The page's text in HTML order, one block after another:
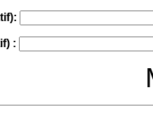
: